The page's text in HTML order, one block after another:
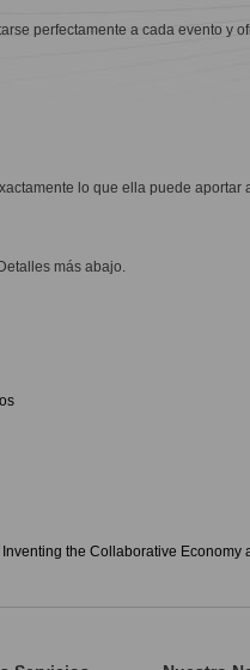
perfectamente a cada evento y
lo que ella puede aportar
más abajo.
the Collaborative